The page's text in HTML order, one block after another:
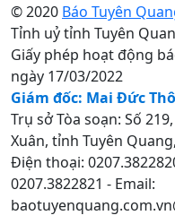
© 2020 Báo Tuyên
Tỉnh uỷ tỉnh Tuyên
Giấy phép hoạt động
ngày 17/03/2022
Giám đốc: Mai Đức
Trụ sở Tòa soạn: Số
Xuân, tỉnh Tuyên
Điện thoại:
0207.3822821 - Email: